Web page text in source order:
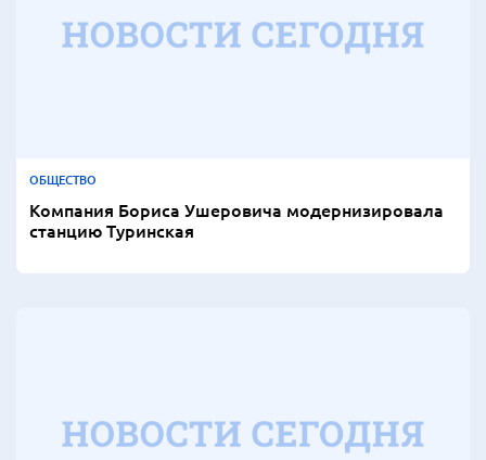
ОБЩЕСТВО
Компания Бориса Ушеровича модернизировала
станцию Туринская